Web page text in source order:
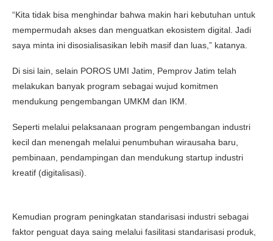
“Kita tidak bisa menghindar bahwa makin hari kebutuhan untuk
mempermudah akses dan menguatkan ekosistem digital. Jadi
saya minta ini disosialisasikan lebih masif dan luas,” katanya.
Di sisi lain, selain POROS UMI Jatim, Pemprov Jatim telah
melakukan banyak program sebagai wujud komitmen
mendukung pengembangan UMKM dan IKM.
Seperti melalui pelaksanaan program pengembangan industri
kecil dan menengah melalui penumbuhan wirausaha baru,
pembinaan, pendampingan dan mendukung startup industri
kreatif (digitalisasi).
Kemudian program peningkatan standarisasi industri sebagai
faktor penguat daya saing melalui fasilitasi standarisasi produk,